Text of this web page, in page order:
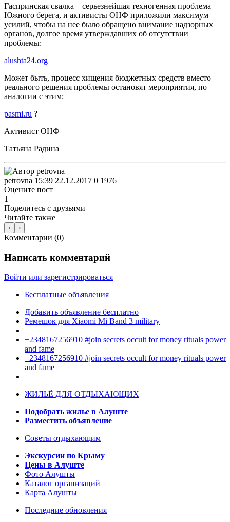
Гаспринская свалка – серьезнейшая техногенная проблема
Южного берега, и активисты ОНФ приложили максимум
усилий, чтобы на нее было обращено внимание надзорных
органов, долгое время утверждавших об отсутствии
проблемы:
alushta24.org
Может быть, процесс хищения бюджетных средств вместо
реального решения проблемы остановят мероприятия, по
аналогии с этим:
pasmi.ru ?
Активист ОНФ
Татьяна Радина
petrovna 15:39 22.12.2017 0 1976
Оцените пост
1
Поделитесь с друзьями
Читайте также
‹ ›
Комментарии (0)
Написать комментарий
Войти или зарегистрироваться
Бесплатные объявления
Добавить объявление бесплатно
Ремешок для Xiaomi Mi Band 3 military
+2348167256910 #join secrets occult for money rituals power
and fame
+2348167256910 #join secrets occult for money rituals power
and fame
ЖИЛЬЁ ДЛЯ ОТДЫХАЮЩИХ
Подобрать жилье в Алуште
Разместить объявление
Советы отдыхающим
Экскурсии по Крыму
Цены в Алуште
Фото Алушты
Каталог организаций
Карта Алушты
Последние обновления